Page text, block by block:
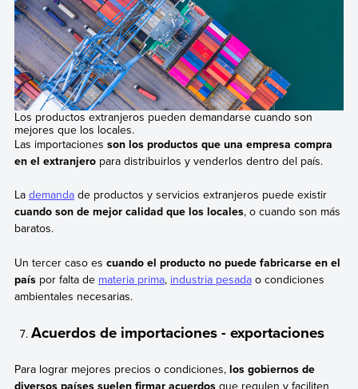
Los productos extranjeros pueden demandarse cuando son
mejores que los locales.
Las importaciones son los productos que una empresa compra
en el extranjeropara distribuirlos y venderlos dentro del país.
La demandade productos y servicios extranjeros puede existir
cuando son de mejor calidad que los locales, o cuando son más
baratos.
Un tercer caso es cuando el producto no puede fabricarse en el
paíspor falta de materia prima, industria pesadao condiciones
ambientales necesarias.
Acuerdos de importaciones - exportaciones
Para lograr mejores precios o condiciones, los gobiernos de